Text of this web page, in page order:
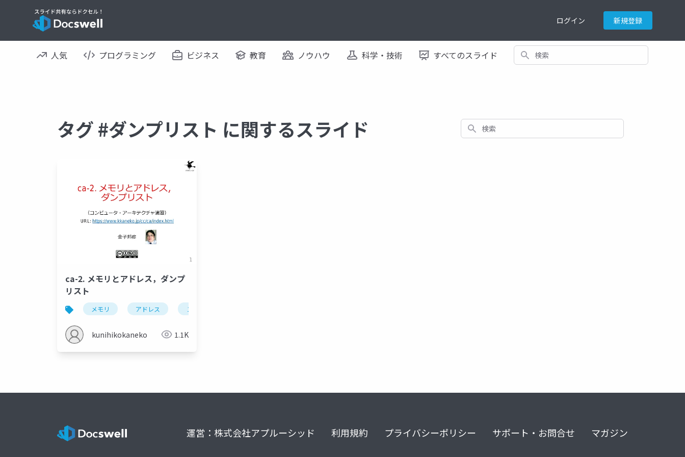
ログイン 新規登録
人気 プログラミング ビジネス 教育 ノウハウ 科学・技術 すべてのスライド 検索
タグ #ダンプリスト に関するスライド 検索
ca-2. メモリとアドレス，ダンプ
リスト
メモリ アドレス １６進数
kunihikokaneko 1.1K
運営：株式会社アプルーシッド 利用規約 プライバシーポリシー サポート・お問合せ マガジン